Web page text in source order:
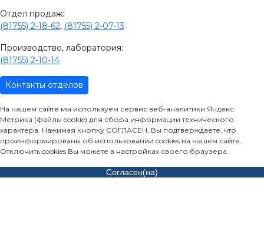
Отдел продаж:
(81755) 2-18-62, (81755) 2-07-13
Производство, лаборатория:
(81755) 2-10-14
Контакты отделов
На нашем сайте мы используем сервис веб-аналитики Яндекс
Метрика (файлы cookie) для сбора информации технического
характера. Нажимая кнопку СОГЛАСЕН, Вы подтверждаете, что
проинформированы об использовании cookies на нашем сайте.
Отключить cookies Вы можете в настройках своего браузера.
Согласен(на)